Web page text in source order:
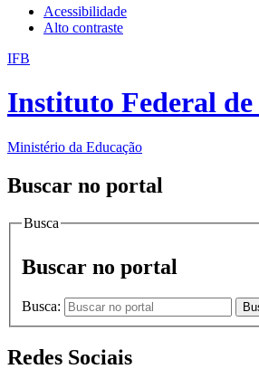
Acessibilidade
Alto contraste
IFB
Instituto Federal
Ministério da Educação
Buscar no portal
Busca
Buscar no portal
Busca:
Redes Sociais